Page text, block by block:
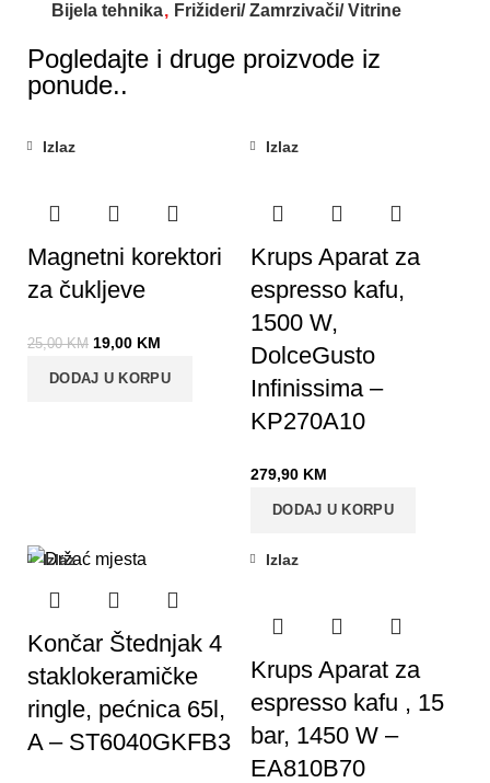
Bijela tehnika, Frižideri/ Zamrzivači/ Vitrine
Pogledajte i druge proizvode iz
ponude..
Izlaz
Magnetni korektori
za čukljeve
25,00KM 19,00 KM
DODAJ U KORPU
Izlaz
Krups Aparat za
espresso kafu,
1500 W,
DolceGusto
Infinissima –
KP270A10
279,90 KM
DODAJ U KORPU
Izlaz
Končar Štednjak 4
staklokeramičke
ringle, pećnica 65l,
A – ST6040GKFB3
Izlaz
Krups Aparat za
espresso kafu , 15
bar, 1450 W –
EA810B70